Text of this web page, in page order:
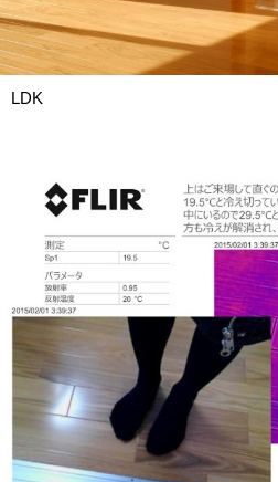
LDK